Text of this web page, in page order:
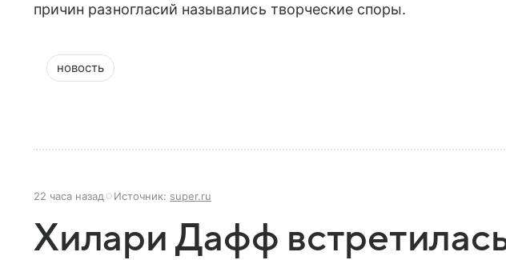
причин разногласий назывались творческие споры.
новость
22 часа назад Источник: super.ru
Хилари Дафф